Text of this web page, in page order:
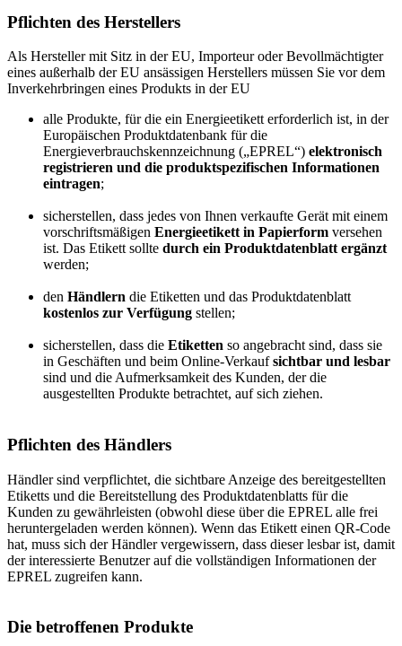
Pflichten des Herstellers
Als Hersteller mit Sitz in der EU, Importeur oder Bevollmächtigter
eines außerhalb der EU ansässigen Herstellers müssen Sie vor dem
Inverkehrbringen eines Produkts in der EU
alle Produkte, für die ein Energieetikett erforderlich ist, in der
Europäischen Produktdatenbank für die
Energieverbrauchskennzeichnung („EPREL“) elektronisch
registrieren und die produktspezifischen Informationen
eintragen;
sicherstellen, dass jedes von Ihnen verkaufte Gerät mit einem
vorschriftsmäßigen Energieetikett in Papierform versehen
ist. Das Etikett sollte durch ein Produktdatenblatt ergänzt
werden;
den Händlern die Etiketten und das Produktdatenblatt
kostenlos zur Verfügung stellen;
sicherstellen, dass die Etiketten so angebracht sind, dass sie
in Geschäften und beim Online-Verkaufsichtbar und lesbar
sind und die Aufmerksamkeit des Kunden, der die
ausgestellten Produkte betrachtet, auf sich ziehen.
Pflichten des Händlers
Händler sind verpflichtet, die sichtbare Anzeige des bereitgestellten
Etiketts und die Bereitstellung des Produktdatenblatts für die
Kunden zu gewährleisten (obwohl diese über die EPREL alle frei
heruntergeladen werden können). Wenn das Etikett einen QR-Code
hat, muss sich der Händler vergewissern, dass dieser lesbar ist, damit
der interessierte Benutzer auf die vollständigen Informationen der
EPREL zugreifen kann.
Die betroffenen Produkte